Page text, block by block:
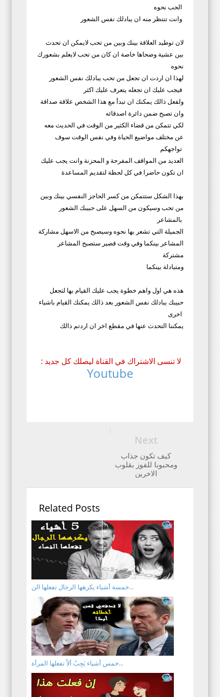
لان توطيد العلاقة بينك وبين من تحب لايمكن ان تحدث
بين عشية وضحاها خاصة ان كان من تحب لايعلم بشعورك
نحوه
لهذا ان اردت ان تجعل من تحب يبادلك نفس الشعور
ولفعل ذالك يمكنك ان تبدأ مع هذا الشخص علاقة صداقة
وان تصبح ضمن دائرة اصدقائه
لكي تتمكن من قضاء الكثير من الوقت في الحديث معه
عن مختلف مواضيع الحياة وفي نفس الوقت سوف
العديد من المواقف المفرحة و المحزنة وانت يجب عليك
ان تكون حاضرا في كل لحظة لتقديم المساعدة
بهذا الشكل ستتمكن من كسر الحاجز النفسي بينك وبين
من تحب وسيكون من السهل على حبيبك الشعور
الجميلة التي تشعر بها نحوه وسيصبح من الاسهل مشاركة
المشاعر بينكما وفي وقت قصير ستصبح المشاعر
مشتركة
ومتبادلة بينكما
هذه هي اول واهم خطوة يجب عليك القيام بها لتجعل
حبيبك يبادلك نفس الشعور بعد ذالك يمكنك القيام باشياء
يمكننا التحدث عنها في مقطع اخر ان اردتم ذالك
: لا تنسى الاشتراك في القناة ليصلك كل جديد
Youtube
Next
كيف تكون جذاب
ومحبوبا للفوز بقلوب
الاخرين
Related Posts
خمسة أشياء يكرهها الرجال تفعلها الن...
خمس أشياء يَجِبُ ألاّ تفعلها المرأة...